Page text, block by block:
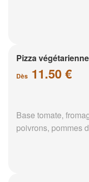
Pizza
Dès 11.50 €
Base tomate,
poivrons, pommes